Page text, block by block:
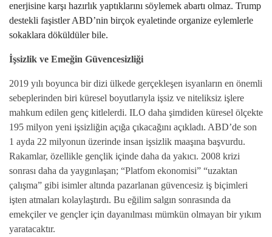
enerjisine karşı hazırlık yaptıklarını söylemek abartı olmaz. Trump
destekli faşistler ABD’nin birçok eyaletinde organize eylemlerle
sokaklara döküldüler bile.
İşsizlik ve Emeğin Güvencesizliği
2019 yılı boyunca bir dizi ülkede gerçekleşen isyanların en önemli
sebeplerinden biri küresel boyutlarıyla işsiz ve niteliksiz işlere
mahkum edilen genç kitlelerdi. ILO daha şimdiden küresel ölçekte
195 milyon yeni işsizliğin açığa çıkacağını açıkladı. ABD’de son
1 ayda 22 milyonun üzerinde insan işsizlik maaşına başvurdu.
Rakamlar, özellikle gençlik içinde daha da yakıcı. 2008 krizi
sonrası daha da yaygınlaşan; “Platfom ekonomisi” “uzaktan
çalışma” gibi isimler altında pazarlanan güvencesiz iş biçimleri
işten atmaları kolaylaştırdı. Bu eğilim salgın sonrasında da
emekçiler ve gençler için dayanılması mümkün olmayan bir yıkım
yaratacaktır.